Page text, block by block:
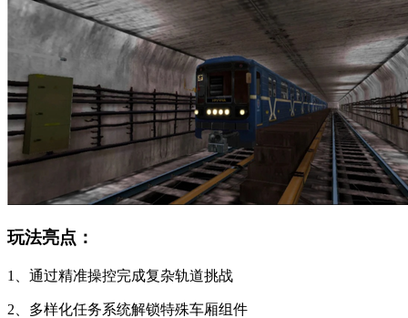
玩法亮点：
1、通过精准操控完成复杂轨道挑战
2、多样化任务系统解锁特殊车厢组件